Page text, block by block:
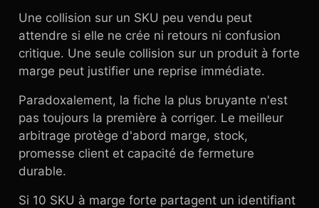
Une collision sur un SKU peu vendu peut
attendre si elle ne crée ni retours ni confusion
critique. Une seule collision sur un produit à forte
marge peut justifier une reprise immédiate.
Paradoxalement, la fiche la plus bruyante n'est
pas toujours la première à corriger. Le meilleur
arbitrage protège d'abord marge, stock,
promesse client et capacité de fermeture
durable.
Si 10 SKU à marge forte partagent un identifiant